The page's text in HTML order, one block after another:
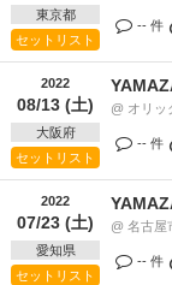
東京都
セットリスト
-- 件
2022
08/13 (土)
大阪府
セットリスト
@ オリッ
-- 件
2022
07/23 (土)
愛知県
セットリスト
@ 名古屋
-- 件